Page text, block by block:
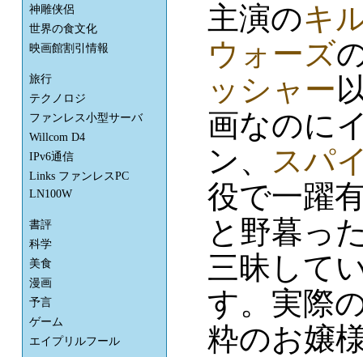
主演のキ
ウォーズ
ッシャー
画なのに
ン、
スパ
役で一躍
と野暮っ
三昧して
す。実際
粋のお嬢
神雕侠侶
世界の食文化
映画館割引情報
旅行
テクノロジ
ファンレス小型サーバ
Willcom D4
IPv6通信
Links ファンレスPC
LN100W
書評
科学
美食
漫画
予言
ゲーム
エイプリルフール